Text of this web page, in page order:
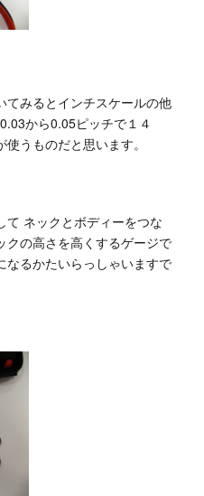
てみるとインチスケールの他
から0.05ピッチで１４
うものだと思います。
て ネックとボディーをつな
クの高さを高くするゲージで
なるかたいらっしゃいますで